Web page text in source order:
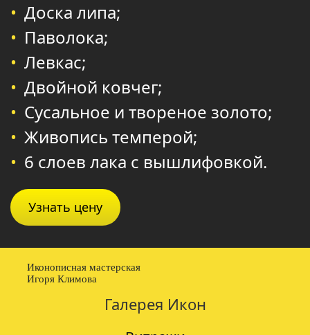
Доска липа;
Паволока;
Левкас;
Двойной ковчег;
Сусальное и твореное золото;
Живопись темперой;
6 слоев лака с вышлифовкой.
Узнать цену
Иконописная мастерская
Игоря Климова
Галерея Икон